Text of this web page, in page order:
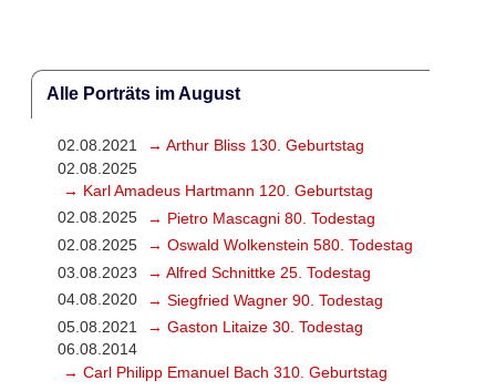
Alle Porträts im August
02.08.2021
→ Arthur Bliss 130. Geburtstag
02.08.2025
→ Karl Amadeus Hartmann 120. Geburtstag
02.08.2025
→ Pietro Mascagni 80. Todestag
02.08.2025
→ Oswald Wolkenstein 580. Todestag
03.08.2023
→ Alfred Schnittke 25. Todestag
04.08.2020
→ Siegfried Wagner 90. Todestag
05.08.2021
→ Gaston Litaize 30. Todestag
06.08.2014
→ Carl Philipp Emanuel Bach 310. Geburtstag